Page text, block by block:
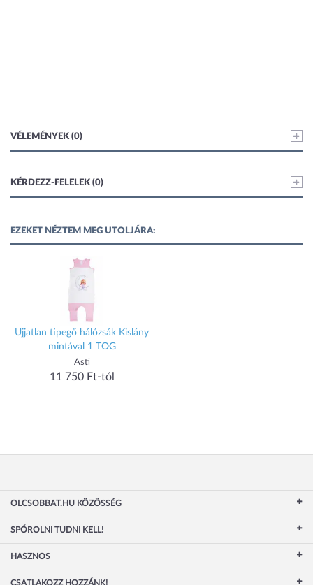
VÉLEMÉNYEK (0)
KÉRDEZZ-FELELEK (0)
EZEKET NÉZTEM MEG UTOLJÁRA:
Ujjatlan tipegő hálózsák Kislány
mintával 1 TOG
Asti
11 750 Ft-tól
OLCSOBBAT.HU KÖZÖSSÉG
SPÓROLNI TUDNI KELL!
HASZNOS
CSATLAKOZZ HOZZÁNK!